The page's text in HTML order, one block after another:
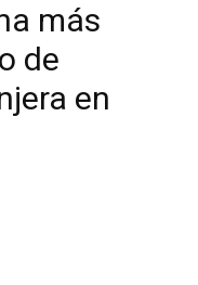
más
de
en